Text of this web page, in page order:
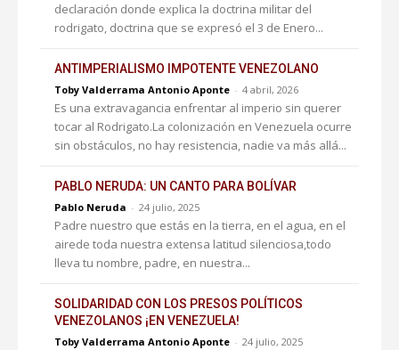
declaración donde explica la doctrina militar del
rodrigato, doctrina que se expresó el 3 de Enero...
ANTIMPERIALISMO IMPOTENTE VENEZOLANO
Toby Valderrama Antonio Aponte - 4 abril, 2026
Es una extravagancia enfrentar al imperio sin querer
tocar al Rodrigato.La colonización en Venezuela ocurre
sin obstáculos, no hay resistencia, nadie va más allá...
PABLO NERUDA: UN CANTO PARA BOLÍVAR
Pablo Neruda - 24 julio, 2025
Padre nuestro que estás en la tierra, en el agua, en el
airede toda nuestra extensa latitud silenciosa,todo
lleva tu nombre, padre, en nuestra...
SOLIDARIDAD CON LOS PRESOS POLÍTICOS
VENEZOLANOS ¡EN VENEZUELA!
Toby Valderrama Antonio Aponte - 24 julio, 2025